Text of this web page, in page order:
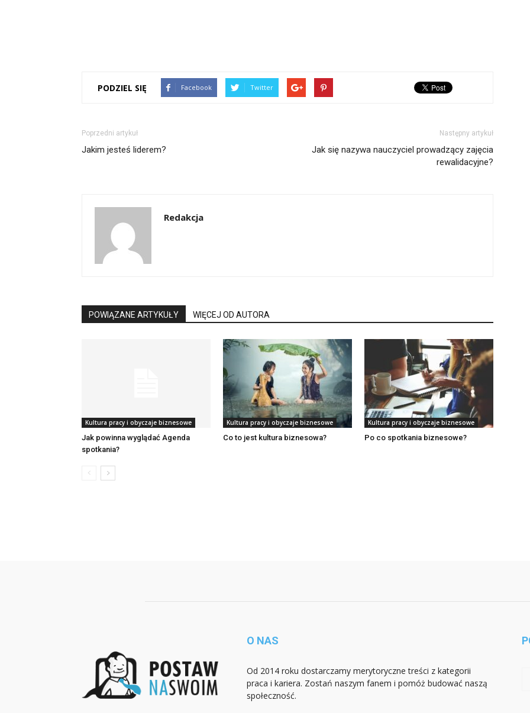
PODZIEL SIĘ Facebook Twitter
Poprzedni artykuł
Jakim jesteś liderem?
Następny artykuł
Jak się nazywa nauczyciel prowadzący zajęcia
rewalidacyjne?
Redakcja
POWIĄZANE ARTYKUŁY WIĘCEJ OD AUTORA
Kultura pracy i obyczaje biznesowe
Jak powinna wyglądać Agenda
spotkania?
Kultura pracy i obyczaje biznesowe
Co to jest kultura biznesowa?
Kultura pracy i obyczaje biznesowe
Po co spotkania biznesowe?
O NAS
Od 2014 roku dostarczamy merytoryczne treści z kategorii
praca i kariera. Zostań naszym fanem i pomóż budować naszą
społeczność.